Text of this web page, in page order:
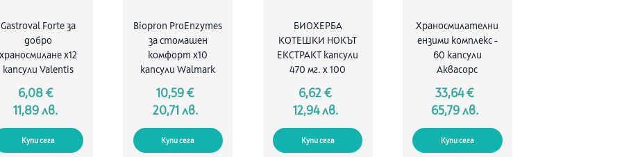
Gastroval Forte за
добро
храносмилане х12
капсули Valentis
6,08 €
11,89 лв.
Купи сега
Biopron ProEnzymes
за стомашен
комфорт х10
капсули Walmark
10,59 €
20,71 лв.
Купи сега
БИОХЕРБА
КОТЕШКИ НОКЪТ
ЕКСТРАКТ капсули
470 мг. x 100
6,62 €
12,94 лв.
Купи сега
Храносмилателни
ензими комплекс -
60 капсули
Аквасорс
33,64 €
65,79 лв.
Купи сега